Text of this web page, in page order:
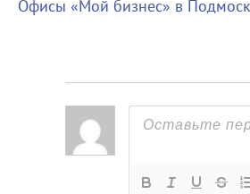
Офисы «Мой бизнес» в